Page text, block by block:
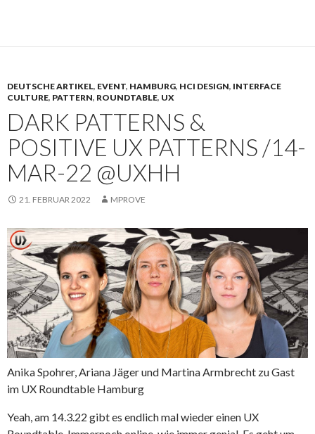
DEUTSCHE ARTIKEL, EVENT, HAMBURG, HCI DESIGN, INTERFACE
CULTURE, PATTERN, ROUNDTABLE, UX
DARK PATTERNS &
POSITIVE UX PATTERNS /14-
MAR-22 @UXHH
21. FEBRUAR 2022 MPROVE
Anika Spohrer, Ariana Jäger und Martina Armbrecht zu Gast
im UX Roundtable Hamburg
Yeah, am 14.3.22 gibt es endlich mal wieder einen UX